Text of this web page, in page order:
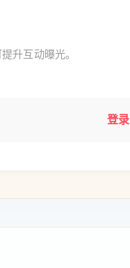
，巩固风清气正政
升互动曝光。
登录